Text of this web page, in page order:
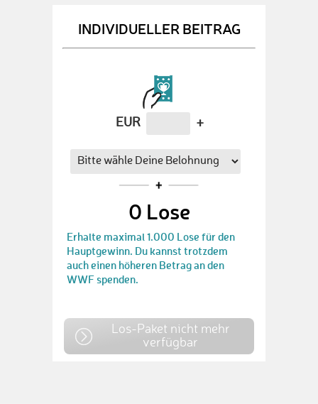
INDIVIDUELLER BEITRAG
EUR +
0 Lose
Erhalte maximal 1.000 Lose für den
Hauptgewinn. Du kannst trotzdem
auch einen höheren Betrag an den
WWF spenden.
Los-Paket nicht mehr
verfügbar